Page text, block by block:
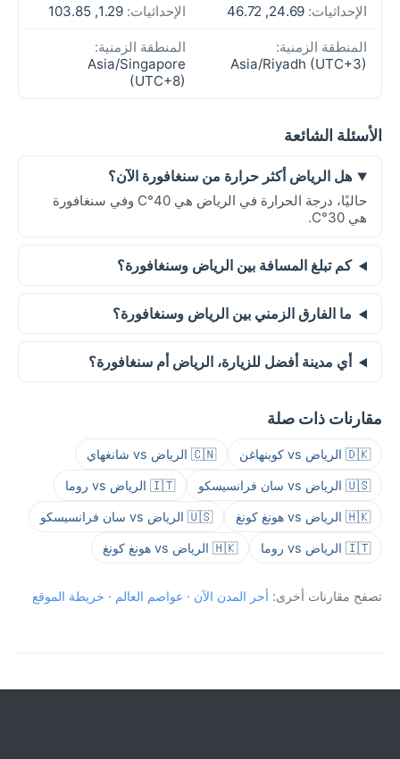
الإحداثيات: الإحداثيات:
المنطقة الزمنية:
Asia/Riyadh (UTC+3)
المنطقة الزمنية:
Asia/Singapore
(UTC+8)
الأسئلة الشائعة
هل الرياض أكثر حرارة من سنغافورة الآن؟
حاليًا، درجة الحرارة في الرياض هي 40°C وفي سنغافورة
هي 30°C.
كم تبلغ المسافة بين الرياض وسنغافورة؟
ما الفارق الزمني بين الرياض وسنغافورة؟
أي مدينة أفضل للزيارة، الرياض أم سنغافورة؟
مقارنات ذات صلة
🇩🇰 الرياض vs كوبنهاغن 🇨🇳 الرياض vs شانغهاي
🇺🇸 الرياض vs سان فرانسيسكو 🇮🇹 الرياض vs روما
🇭🇰 الرياض vs هونغ كونغ 🇺🇸 الرياض vs سان فرانسيسكو
🇮🇹 الرياض vs روما 🇭🇰 الرياض vs هونغ كونغ
تصفح مقارنات أخرى: أحر المدن الآن · عواصم العالم · خريطة الموقع